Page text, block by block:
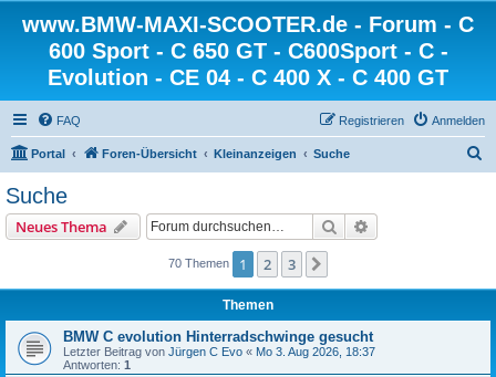
www.BMW-MAXI-SCOOTER.de - Forum - C
600 Sport - C 650 GT - C600Sport - C -
Evolution - CE 04 - C 400 X - C 400 GT
FAQ Anmelden
Registrieren
Portal Foren-Übersicht Kleinanzeigen Suche
Suche
Neues Thema Suche
70 Themen 1 2 3
Themen
BMW C evolution Hinterradschwinge gesucht
Letzter Beitrag von Jürgen C Evo « Mo 3. Aug 2026, 18:37
Antworten: 1